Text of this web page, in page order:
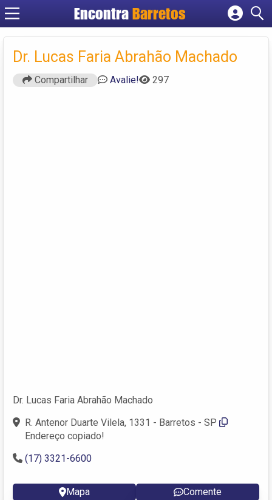
Encontra Barretos
Cadastrar empresa
Fazer login
Criar conta
Dr. Lucas Faria Abrahão Machado
Compartilhar Avalie! 297
Dr. Lucas Faria Abrahão Machado
R. Antenor Duarte Vilela, 1331 - Barretos - SP
Endereço copiado!
(17) 3321-6600
Mapa Comente